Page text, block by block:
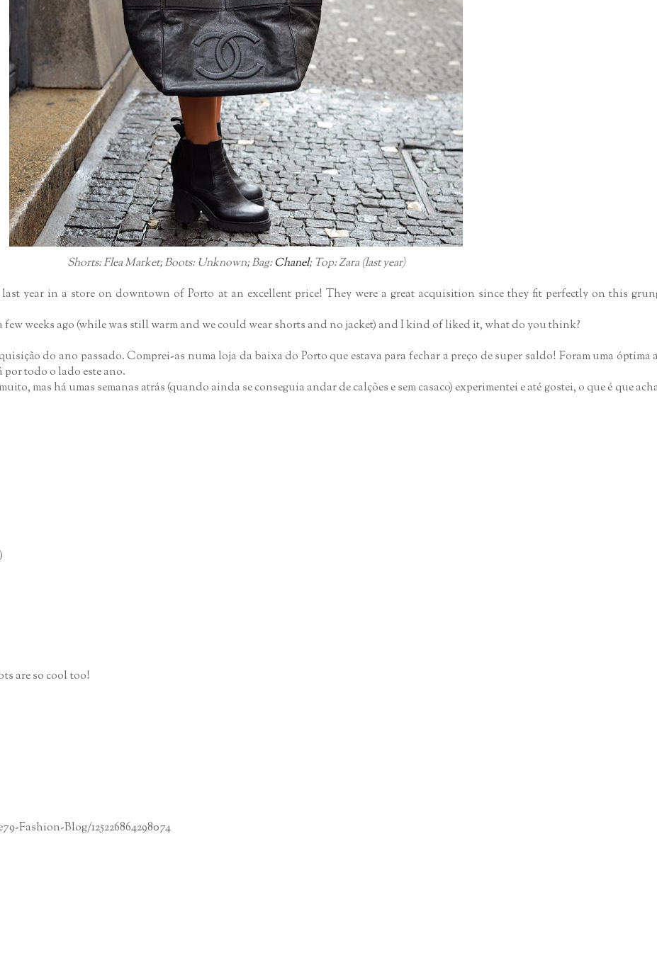
Shorts: Flea Market; Boots: Unknown; Bag:Chanel; Top: Zara (last year)
year in a store on downtown of Porto at an excellent price! They were a great acquisition since they fit perfectly on this
weeks ago (while was still warm and we could wear shorts and no jacket) and I kind of liked it, what do you think?
do ano passado. Comprei-as numa loja da baixa do Porto que estava para fechar a preço de super saldo! Foram uma
por todo o lado este ano.
mas há umas semanas atrás (quando ainda se conseguia andar de calções e sem casaco) experimentei e até gostei, o que é que
are so cool too!
Fashion-Blog/125226864298074